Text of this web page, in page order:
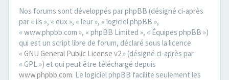
Nos forums sont développés par phpBB (désigné ci-après
par « ils », « eux », « leur », « logiciel phpBB »,
« www.phpbb.com », « phpBB Limited », « Équipes phpBB »)
qui est un script libre de forum, déclaré sous la licence
« GNU General Public License v2» (désigné ci-après par
« GPL ») et qui peut être téléchargé depuis
www.phpbb.com. Le logiciel phpBB facilite seulement les